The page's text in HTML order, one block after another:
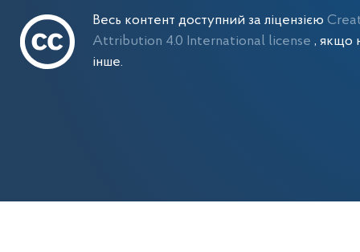
Весь контент доступний за ліцензією
Attribution 4.0 International license , якщо
інше.